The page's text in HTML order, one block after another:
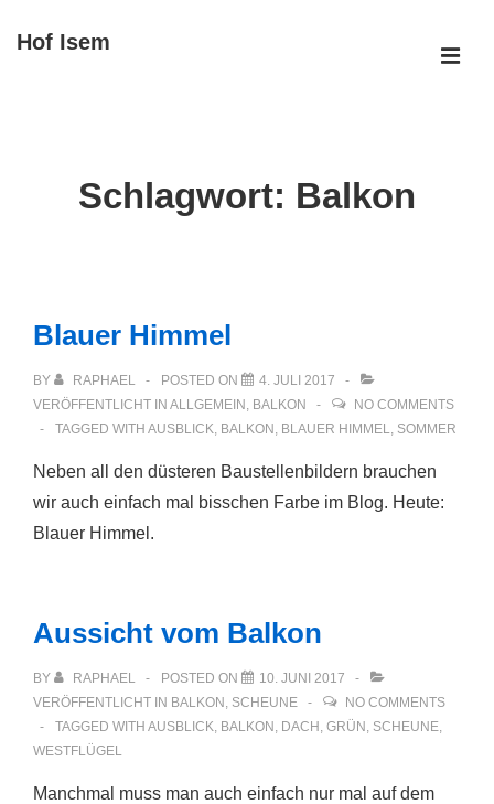
ZumHof Isem
Schlagwort: Balkon
Blauer Himmel
BY RAPHAEL POSTED ON
4. JULI 2017
VERÖFFENTLICHT IN ALLGEMEIN , BALKON
NO COMMENTS
TAGGED WITH AUSBLICK, BALKON , BLAUER HIMMEL, SOMMER
Neben all den düsteren Baustellenbildern brauchen
wir auch einfach mal bisschen Farbe im Blog. Heute:
Blauer Himmel.
Aussicht vom Balkon
BY RAPHAEL POSTED ON
10. JUNI 2017
VERÖFFENTLICHT IN BALKON , SCHEUNE
NO COMMENTS
TAGGED WITH AUSBLICK, BALKON , DACH , GRÜN , SCHEUNE,
WESTFLÜGEL
Manchmal muss man auch einfach nur mal auf dem